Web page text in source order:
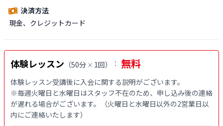
決済方法
現金、クレジットカード
体験レッスン （50分 × 1回） ： 無料
体験レッスン受講後に入会に関する説明がございます。
※毎週火曜日と水曜日はスタッフ不在のため、申し込み後の連絡
が遅れる場合がございます。（火曜日と水曜日以外の2営業日以
内にご連絡いたします）